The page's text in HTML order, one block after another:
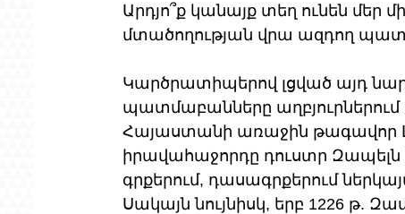
Արդյո՞ք կանայք տեղ ունեն մեր
մտածողության վրա ազդող
Կարծրատիպերով լցված այդ
պատմաբանները աղբյուրներում
Հայաստանի առաջին թագավոր
իրավահաջորդը դուստր
գրքերում, դասագրքերում
Սակայն նույնիսկ, երբ 1226 թ.